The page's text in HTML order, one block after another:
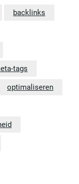
backlinks
tags
optimaliseren